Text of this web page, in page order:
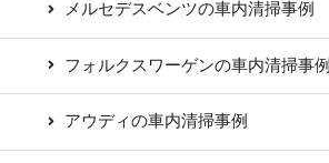
メルセデスベンツの車内清掃事例
フォルクスワーゲンの車内清掃事例
アウディの車内清掃事例